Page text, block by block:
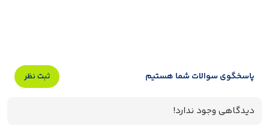
پاسخگوی سوالات شما هستیم ثبت نظر
دیدگاهی وجود ندارد!